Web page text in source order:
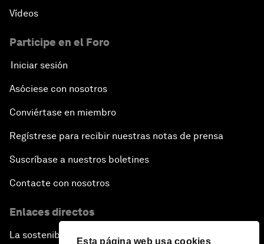
Esta página web usa cookies
Vídeos
Participe en el Foro
Iniciar sesión
Asóciese con nosotros
Conviértase en miembro
Regístrese para recibir nuestras notas de prensa
Suscríbase a nuestros boletines
Contacte con nosotros
Enlaces directos
La sostenibilidad en el Foro